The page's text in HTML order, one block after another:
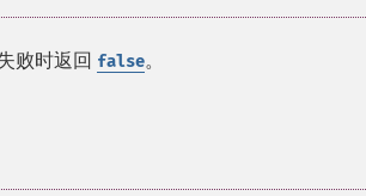
败时返回 false。